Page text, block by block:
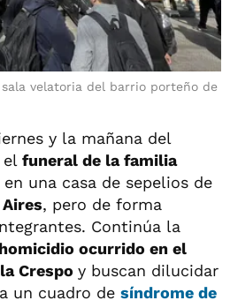
velatoria del barrio porteño de
y la mañana del
el funeral de la familia
en una casa de sepelios de
, pero de forma
Continúa la
homicidio ocurrido en el
Crespo y buscan dilucidar
un cuadro de síndrome de